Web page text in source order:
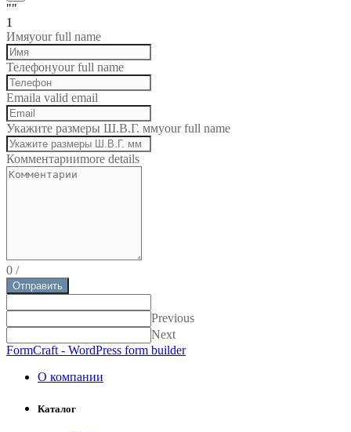
""
1
Имяyour full name
Телефонyour full name
Emaila valid email
Укажите размеры Ш.В.Г. ммyour full name
Комментарииmore details
0 /
Отправить
Previous
Next
FormCraft - WordPress form builder
О компании
Каталог